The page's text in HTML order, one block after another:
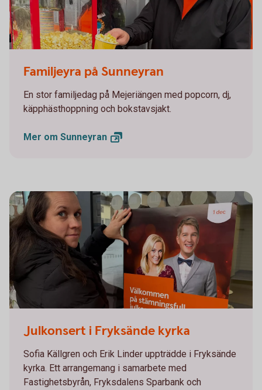
Familjeyra på Sunneyran
En stor familjedag på Mejeriängen med popcorn, dj,
käpphästhoppning och bokstavsjakt.
Mer om Sunneyran
Julkonsert i Fryksände kyrka
Sofia Källgren och Erik Linder uppträdde i Fryksände
kyrka. Ett arrangemang i samarbete med
Fastighetsbyrån, Fryksdalens Sparbank och